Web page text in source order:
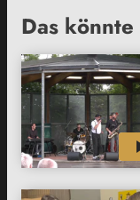
Das